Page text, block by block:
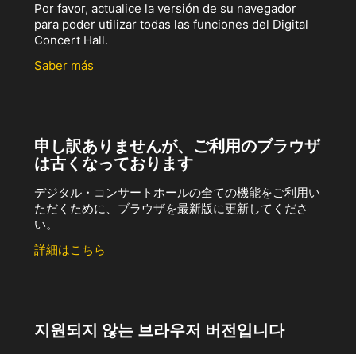
Por favor, actualice la versión de su navegador
para poder utilizar todas las funciones del Digital
Concert Hall.
Saber más
申し訳ありませんが、ご利用のブラウザ
は古くなっております
デジタル・コンサートホールの全ての機能をご利用い
ただくために、ブラウザを最新版に更新してくださ
い。
詳細はこちら
지원되지 않는 브라우저 버전입니다